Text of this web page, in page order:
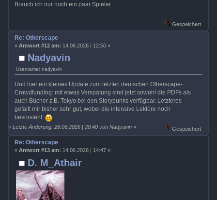
Brauch ich nur noch ein paar Spieler.....
Gespeichert
Nadyavin
Username: nadyavin
Re: Otherscape
« Antwort #12 am: 14.06.2026 | 12:50 »
Und hier ein kleines Update zum letzten deutschen Otherscape-
Crowdfunding: mit etwas Verspätung sind jetzt sowohl die PDFs als
auch Bücher z.B. Tokyo bei den Storypunks verfügbar. Letzteres
gefällt mir bisher sehr gut, wobei die intensive Lektüre noch
bevorsteht.
«Letzte Änderung: 28.06.2026 | 20:40 von Nadyavin » Gespeichert
D. M_Athair
Re: Otherscape
« Antwort #13 am: 14.06.2026 | 14:47 »